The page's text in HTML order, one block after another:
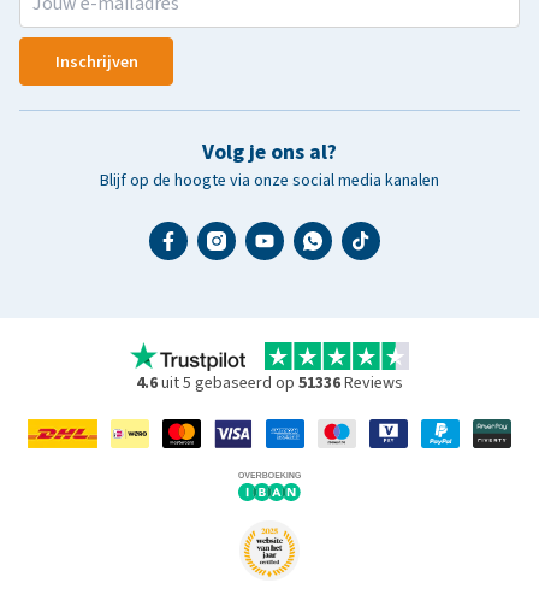
Inschrijven
Volg je ons al?
Blijf op de hoogte via onze social media kanalen
4.6uit 5 gebaseerd op 51336Reviews